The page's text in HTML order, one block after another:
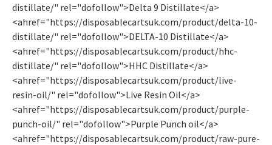
distillate/" rel="dofollow">Delta 9 Distillate</a>
<ahref="https://disposablecartsuk.com/product/delta-10-
distillate/" rel="dofollow">DELTA-10 Distillate</a>
<ahref="https://disposablecartsuk.com/product/hhc-
distillate/" rel="dofollow">HHC Distillate</a>
<ahref="https://disposablecartsuk.com/product/live-
resin-oil/" rel="dofollow">Live Resin Oil</a>
<ahref="https://disposablecartsuk.com/product/purple-
punch-oil/" rel="dofollow">Purple Punch oil</a>
<ahref="https://disposablecartsuk.com/product/raw-pure-